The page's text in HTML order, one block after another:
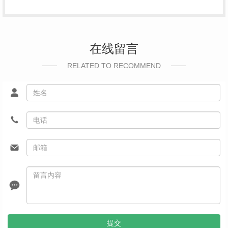
在线留言
RELATED TO RECOMMEND
提交